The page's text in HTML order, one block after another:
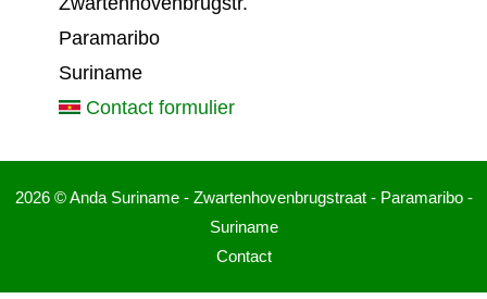
Paramaribo
Suriname
Contact formulier
2026 © Anda Suriname - Zwartenhovenbrugstraat - Paramaribo -
Suriname
Contact